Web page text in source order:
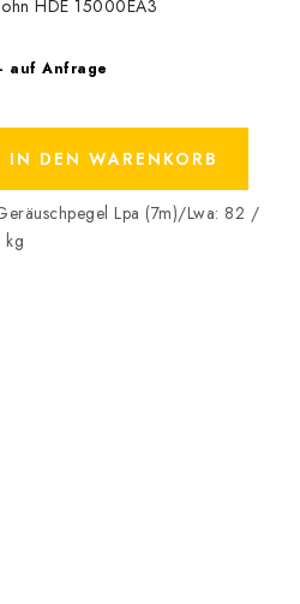
HDE 15000EA3
auf Anfrage
IN DEN WARENKORB
Lpa (7m)/Lwa: 82 /
kg